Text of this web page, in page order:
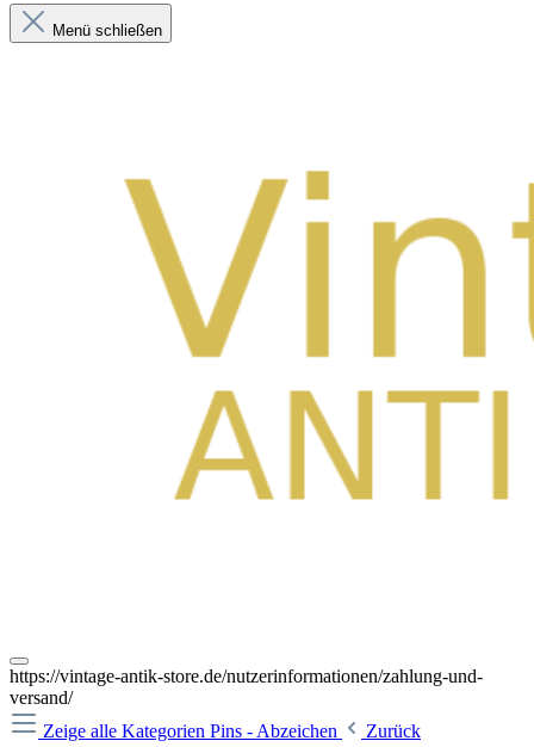
Menü schließen
https://vintage-antik-store.de/nutzerinformationen/zahlung-und-
versand/
Zeige alle Kategorien Pins - Abzeichen
Zurück